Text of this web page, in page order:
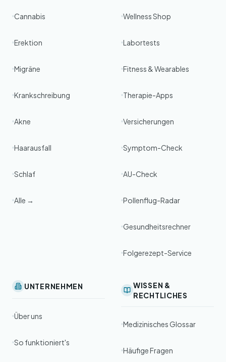
Cannabis
Erektion
Migräne
Krankschreibung
Akne
Haarausfall
Schlaf
Alle →
Wellness Shop
Labortests
Fitness & Wearables
Therapie-Apps
Versicherungen
Symptom-Check
AU-Check
Pollenflug-Radar
Gesundheitsrechner
Folgerezept-Service
UNTERNEHMEN
Über uns
So funktioniert's
WISSEN &
RECHTLICHES
Medizinisches Glossar
Häufige Fragen